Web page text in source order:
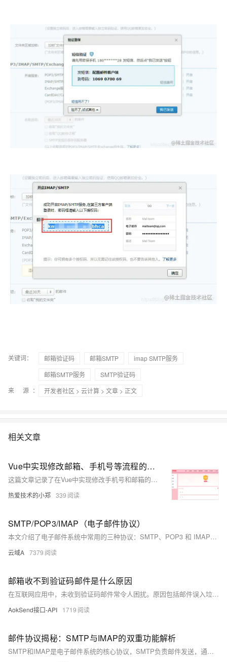
关键词： 邮箱验证码 邮箱SMTP
imap SMTP服务
邮箱SMTP服务
SMTP验证码
来 源：
开发者社区 > 云计算 > 文章 > 正文
相关文章
Vue中实现修改邮箱、手机号等流程的大致过程、验证码由后端的redis生成验证（版本1.0）
这篇文章记录了在Vue中实现修改手机号和邮箱的大致流程，包括使用过滤器部分隐藏展示的手机号和邮箱，以及通过点击触发路由跳转的便捷方式。文章还描述了旧号码和新号码验证的界面实现，其中验证码由后端生成并通过弹窗展示给用户，未来可以接入真正的手机验证码接口。此外，还提供了修改邮箱的页面效果截图，并强调了学习是一个永无止境的过程。
热爱技术的小郑 339
SMTP/POP3/IMAP（电子邮件协议）
本文介绍了电子邮件系统中常用的三种协议：SMTP、POP3 和 IMAP。SMTP（简单邮件传输协议）用于发送邮件，设计简单且广泛支持；POP3（邮局协议版本3）用于接收邮件，适合离线使用但不支持文件夹管理；IMAP（互联网消息访问协议）允许用户在服务器上管理邮件，支持多设备同步和部分下载。文章还对比了这三种协议的功能、端口及特点，并分析了它们在实际场景中的应用，帮助用户根据需求选择合适的协议。
云域A 7379
​邮箱收不到验证码邮件是什么原因
在互联网应用中，未收到验证码邮件常令人困扰。原因包括邮件误入垃圾箱、邮箱设置不当、发件服务器故障、地址输入错误及ISP拦截。解决策略有检查垃圾邮件、清理邮箱、修正设置、确认地址准确及更换邮箱服务。推荐使用AOKSend提升邮件送达率，其优势在于高送达率、实时监测与易集成，通过注册、获取API、配置SMTP及测试，可有效解决验证码邮件送达问题，优化用户体验。
AokSend接口-API 1719
邮件协议揭秘：SMTP与IMAP的双重功能解析
SMTP和IMAP是电子邮件系统的核心协议，SMTP负责邮件发送，通过SSL/TLS保证安全，而IMAP则处理邮件接收和管理，支持服务器存储及状态同步。这两种协议相辅相成，为现代邮件系统提供了坚实基础。它们广泛应用于各种邮件客户端，确保了兼容性、功能丰富性和安全性，满足用户对电子邮件的多样化需求。